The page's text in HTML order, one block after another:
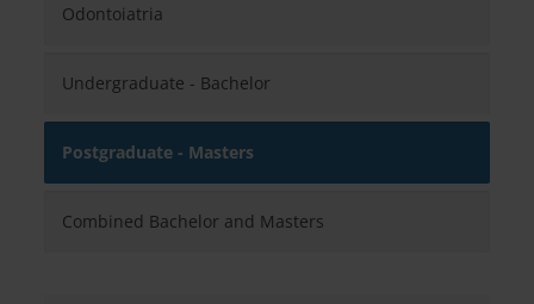
Odontoiatria
Undergraduate - Bachelor
Postgraduate - Masters
Combined Bachelor and Masters